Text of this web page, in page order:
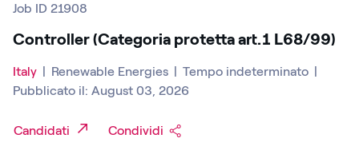
Job ID 21908
Controller (Categoria protetta art.1 L68/99)
Italy Renewable Energies Tempo indeterminato
Pubblicato il: August 03, 2026
Candidati Condividi